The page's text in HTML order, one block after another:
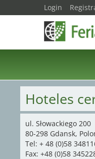
Hoteles
ul. Słowackiego 200
80-298 Gdansk,
Tel: + 48 (0)58
Fax: +48 (0)58
Login